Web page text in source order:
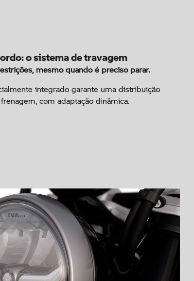
o sistema de travagem
mesmo quando é preciso parar.
integrado garante uma distribuição
com adaptação dinâmica.